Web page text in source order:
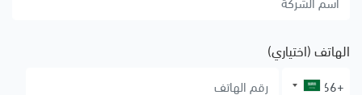
الهاتف (اختياري)